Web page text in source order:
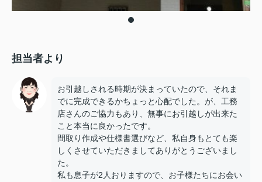
担当者より
お引越しされる時期が決まっていたので、それま
でに完成できるかちょっと心配でした。が、工務
店さんのご協力もあり、無事にお引越しが出来た
こと本当に良かったです。
間取り作成や仕様書選びなど、私自身もとても楽
しくさせていただきましてありがとうございまし
た。
私も息子が2人おりますので、お子様たちにお会い